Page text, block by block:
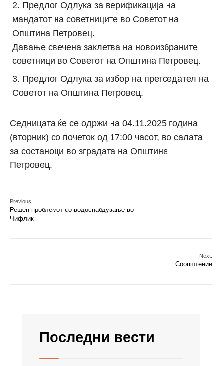
Предлог Одлука за верификација на
мандатот на советниците во Советот на
Општина Петровец.
Давање свечена заклетва на новоизбраните
советници во Советот на Општина Петровец.
Предлог Одлука за избор на претседател на
Советот на Општина Петровец.
Седницата ќе се одржи на 04.11.2025 година
(вторник) со почеток од 17:00 часот, во салата
за состаноци во зградата на Општина
Петровец.
Previous:
Решен проблемот со водоснабдување во
Чифлик
Next:
Соопштение
Последни вести